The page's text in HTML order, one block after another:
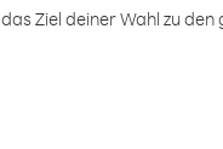
Ziel deiner Wahl zu